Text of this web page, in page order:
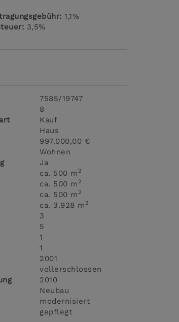
1,1%
3,5%
7585/19747
8
Kauf
Haus
997.000,00 €
Wohnen
Ja
ca. 500 m 2
ca. 500 m 2
ca. 500 m 2
ca. 3.928 m 2
3
5
1
1
2001
vollerschlossen
2010
Neubau
modernisiert
gepflegt